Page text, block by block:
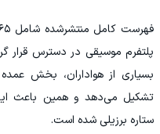
پلتفرم موسیقی در دسترس قرار
بسیاری از هواداران، بخش
تشکیل می‌دهد و همین باعث
ستاره برزیلی شده است.